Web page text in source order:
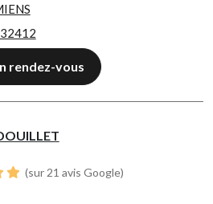
rendez-vous
(sur 21 avis Google)